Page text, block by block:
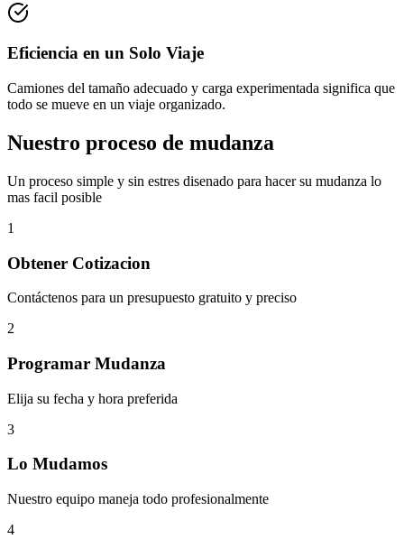
Eficiencia en un Solo Viaje
Camiones del tamaño adecuado y carga experimentada significa que
todo se mueve en un viaje organizado.
Nuestro proceso de mudanza
Un proceso simple y sin estres disenado para hacer su mudanza lo
mas facil posible
1
Obtener Cotizacion
Contáctenos para un presupuesto gratuito y preciso
2
Programar Mudanza
Elija su fecha y hora preferida
3
Lo Mudamos
Nuestro equipo maneja todo profesionalmente
4